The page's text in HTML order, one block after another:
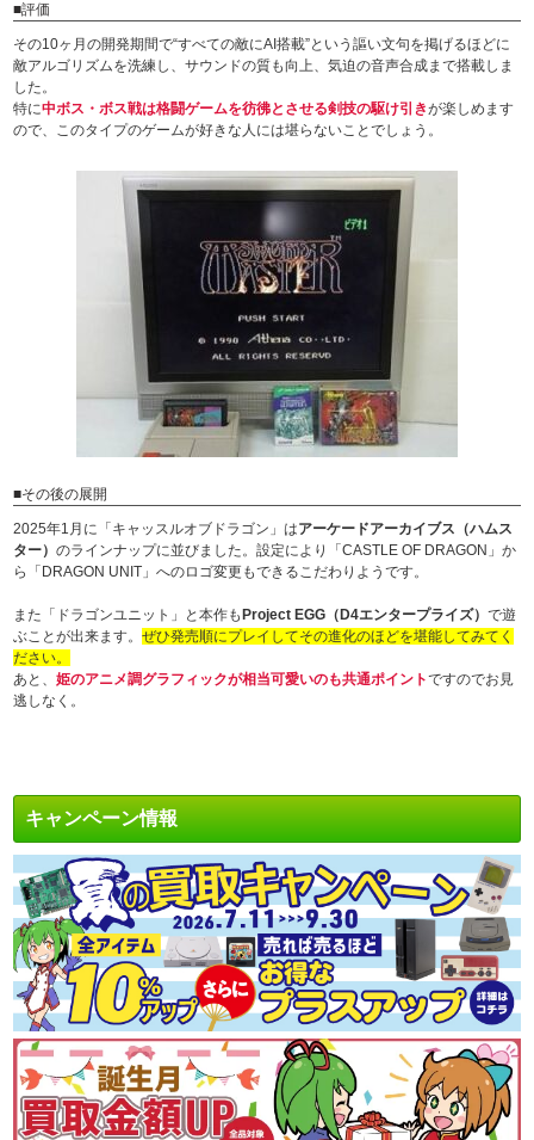
■評価
その10ヶ月の開発期間で“すべての敵にAI搭載”という謳い文句を掲げるほどに
敵アルゴリズムを洗練し、サウンドの質も向上、気迫の音声合成まで搭載しま
した。
特に中ボス・ボス戦は格闘ゲームを彷彿とさせる剣技の駆け引きが楽しめます
ので、このタイプのゲームが好きな人には堪らないことでしょう。
■その後の展開
2025年1月に「キャッスルオブドラゴン」はアーケードアーカイブス（ハムス
ター）のラインナップに並びました。設定により「CASTLE OF DRAGON」か
ら「DRAGON UNIT」へのロゴ変更もできるこだわりようです。
また「ドラゴンユニット」と本作も Project EGG（D4エンタープライズ）で遊
ぶことが出来ます。ぜひ発売順にプレイしてその進化のほどを堪能してみてく
ださい。
あと、姫のアニメ調グラフィックが相当可愛いのも共通ポイントですのでお見
逃しなく。
キャンペーン情報